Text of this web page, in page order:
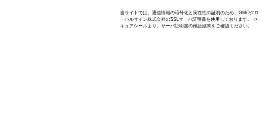
当サイトでは、通信情報の暗号化と実在性の証明のため、GMOグロ
ーバルサイン株式会社のSSLサーバ証明書を使用しております。 セ
キュアシールより、サーバ証明書の検証結果をご確認ください。